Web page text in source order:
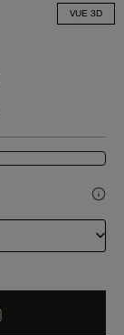
VUE 3D